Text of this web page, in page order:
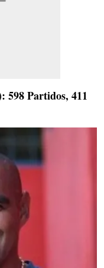
598 Partidos, 411